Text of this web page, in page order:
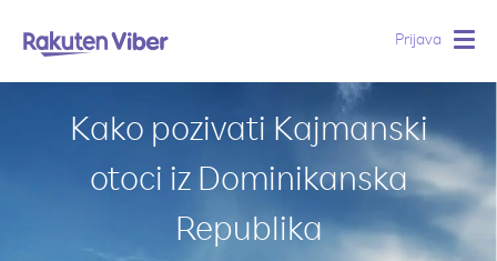
Prijava
Kako pozivati Kajmanski
otoci iz Dominikanska
Republika